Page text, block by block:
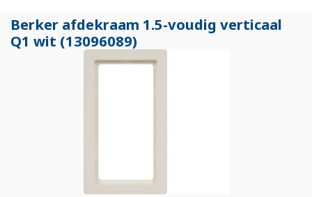
Berker afdekraam 1.5-voudig verticaal
Q1 wit (13096089)